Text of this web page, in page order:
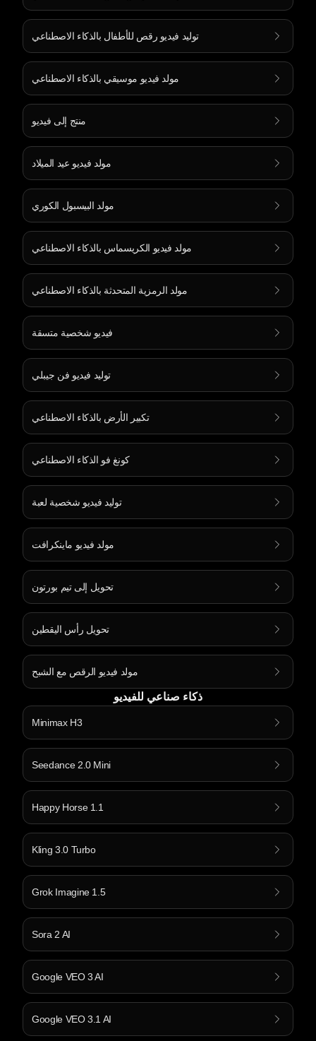
توليد فيديو رقص للأطفال بالذكاء الاصطناعي
مولد فيديو موسيقي بالذكاء الاصطناعي
منتج إلى فيديو
مولد فيديو عيد الميلاد
مولد البيسبول الكوري
مولد فيديو الكريسماس بالذكاء الاصطناعي
مولد الرمزية المتحدثة بالذكاء الاصطناعي
فيديو شخصية متسقة
توليد فيديو فن جيبلي
تكبير الأرض بالذكاء الاصطناعي
كونغ فو الذكاء الاصطناعي
توليد فيديو شخصية لعبة
مولد فيديو ماينكرافت
تحويل إلى تيم بورتون
تحويل رأس اليقطين
مولد فيديو الرقص مع الشبح
ذكاء صناعي للفيديو
Minimax H3
Seedance 2.0 Mini
Happy Horse 1.1
Kling 3.0 Turbo
Grok Imagine 1.5
Sora 2 AI
Google VEO 3 AI
Google VEO 3.1 AI